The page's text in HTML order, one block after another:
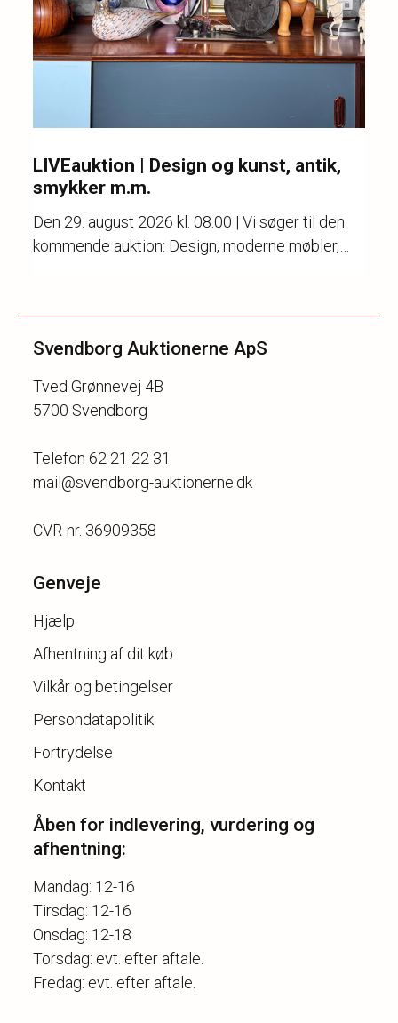
LIVEauktion | Design og kunst, antik,
smykker m.m.
Den 29. august 2026 kl. 08.00 | Vi søger til den
kommende auktion: Design, moderne møbler,
Svendborg Auktionerne ApS
Tved Grønnevej 4B
5700 Svendborg
Telefon 62 21 22 31
mail@svendborg-auktionerne.dk
Genveje
Hjælp
Afhentning af dit køb
Vilkår og betingelser
Persondatapolitik
Fortrydelse
Kontakt
Åben for indlevering, vurdering og
afhentning:
Mandag: 12-16
Tirsdag: 12-16
Onsdag: 12-18
Torsdag: evt. efter aftale.